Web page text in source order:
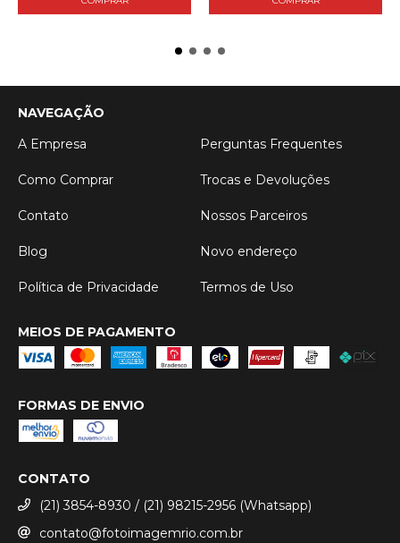
NAVEGAÇÃO
A Empresa
Perguntas Frequentes
Como Comprar Trocas e Devoluções
Contato Nossos Parceiros
Blog Novo endereço
Política de Privacidade Termos de Uso
MEIOS DE PAGAMENTO
FORMAS DE ENVIO
CONTATO
(21) 3854-8930 / (21) 98215-2956 (Whatsapp)
contato@fotoimagemrio.com.br